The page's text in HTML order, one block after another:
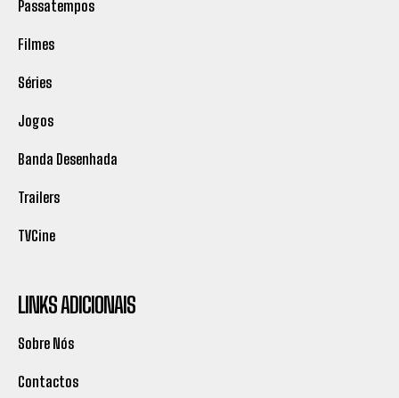
Passatempos
Filmes
Séries
Jogos
Banda Desenhada
Trailers
TVCine
LINKS ADICIONAIS
Sobre Nós
Contactos